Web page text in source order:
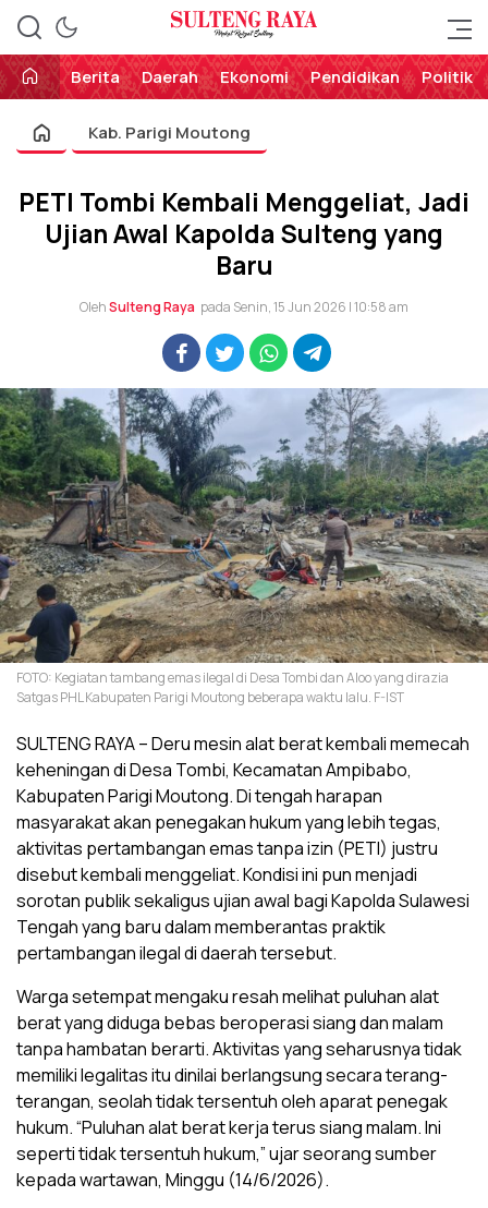
Sulteng Raya
Perekat Rakyat Sulteng
Berita
Daerah Ekonomi Pendidikan Politik
Kab. Parigi Moutong
PETI Tombi Kembali Menggeliat, Jadi
Ujian Awal Kapolda Sulteng yang
Baru
OlehSulteng Raya pada Senin, 15 Jun 2026 | 10:58 am
FOTO: Kegiatan tambang emas ilegal di Desa Tombi dan Aloo yang dirazia
Satgas PHL Kabupaten Parigi Moutong beberapa waktu lalu. F-IST
SULTENG RAYA – Deru mesin alat berat kembali memecah
keheningan di Desa Tombi, Kecamatan Ampibabo,
Kabupaten Parigi Moutong. Di tengah harapan
masyarakat akan penegakan hukum yang lebih tegas,
aktivitas pertambangan emas tanpa izin (PETI) justru
disebut kembali menggeliat. Kondisi ini pun menjadi
sorotan publik sekaligus ujian awal bagi Kapolda Sulawesi
Tengah yang baru dalam memberantas praktik
pertambangan ilegal di daerah tersebut.
Warga setempat mengaku resah melihat puluhan alat
berat yang diduga bebas beroperasi siang dan malam
tanpa hambatan berarti. Aktivitas yang seharusnya tidak
memiliki legalitas itu dinilai berlangsung secara terang-
terangan, seolah tidak tersentuh oleh aparat penegak
hukum. “Puluhan alat berat kerja terus siang malam. Ini
seperti tidak tersentuh hukum,” ujar seorang sumber
kepada wartawan, Minggu (14/6/2026).